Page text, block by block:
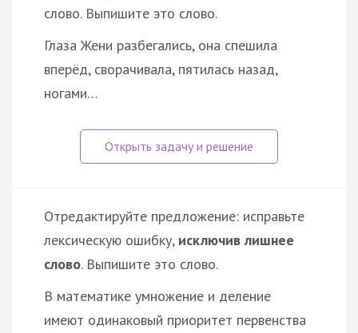
слово. Выпишите это слово.
Глаза Жени разбегались, она спешила
вперёд, сворачивала, пятилась назад,
ногами…
Отредактируйте предложение: исправьте
лексическую ошибку, исключив лишнее
слово. Выпишите это слово.
В математике умножение и деление
имеют одинаковый приоритет первенства